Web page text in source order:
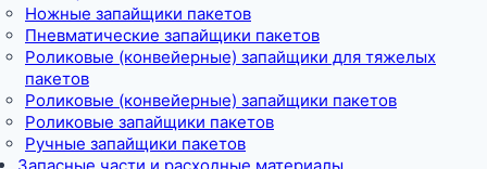
Ножные запайщики пакетов
Пневматические запайщики пакетов
Роликовые (конвейерные) запайщики для тяжелых
пакетов
Роликовые (конвейерные) запайщики пакетов
Роликовые запайщики пакетов
Ручные запайщики пакетов